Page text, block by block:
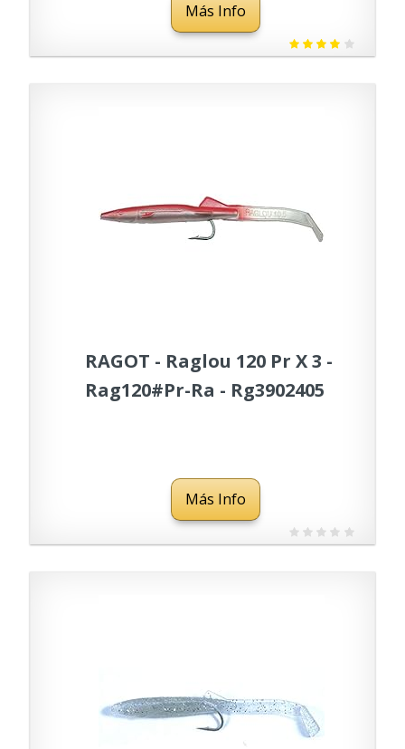
Más Info
RAGOT - Raglou 120 Pr X 3 -
Rag120#Pr-Ra - Rg3902405
Más Info